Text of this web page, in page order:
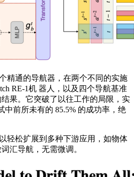
通的导航器，在两个不同的实施
RE-1机 器人，以及四个导航基准
果。它突破了以往工作的局限，实
中前所未有的 85.5% 的成功率，绝
松扩展到多种下游应用，如物体
汇导航，无需微调。